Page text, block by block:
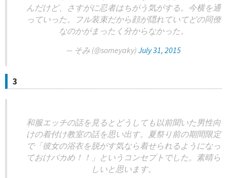
んだけど、さすがに忍者はちがう気がする。今横を通
っていった。フル装束だから顔が隠れていてどの同僚
なのかがまったく分からなかった。
— そみ (@someyaky) July 31, 2015
3
和服エッチの話を見るとどうしても以前聞いた男性向
けの着付け教室の話を思い出す。夏祭り前の期間限定
で「彼女の浴衣を脱がす気なら着せられるようになっ
ておけバカめ！！」というコンセプトでした。素晴ら
しいと思います。